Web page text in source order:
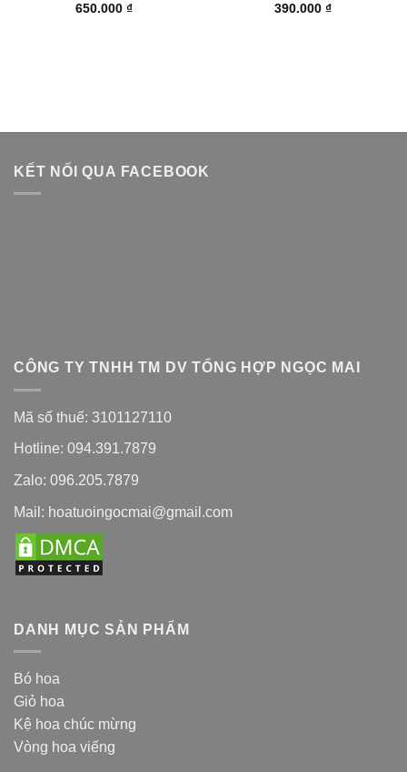
650.000 ₫
390.000 ₫
KẾT NỐI QUA FACEBOOK
CÔNG TY TNHH TM DV TỔNG HỢP NGỌC MAI
Mã số thuế: 3101127110
Hotline: 094.391.7879
Zalo: 096.205.7879
Mail: hoatuoingocmai@gmail.com
DANH MỤC SẢN PHẨM
Bó hoa
Giỏ hoa
Kệ hoa chúc mừng
Vòng hoa viếng